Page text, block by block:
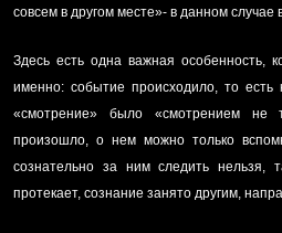
совсем в другом месте»- в данном случае
Здесь есть одна важная особенность,
именно: событие происходило, то
«смотрение» было «смотрением не
произошло, о нем можно только
сознательно за ним следить нельзя,
протекает, сознание занято другим,